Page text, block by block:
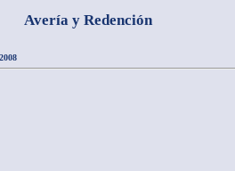
Avería y Redención